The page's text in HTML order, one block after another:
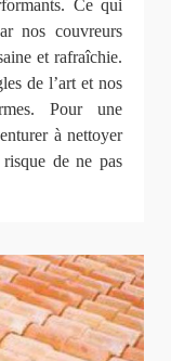
Ce qui
nos couvreurs
et rafraîchie.
de l’art et nos
Pour une
à nettoyer
de ne pas